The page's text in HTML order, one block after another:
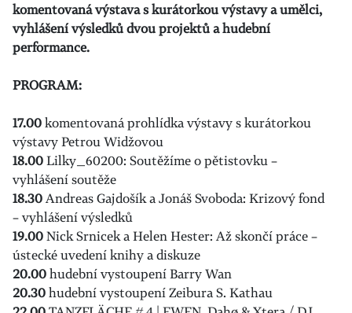
komentovaná výstava s kurátorkou výstavy a umělci,
vyhlášení výsledků dvou projektů a hudební
performance.
PROGRAM:
17.00komentovaná prohlídka výstavy s kurátorkou
výstavy Petrou Widžovou
18.00Lilky_60200: Soutěžíme o pětistovku –
vyhlášení soutěže
18.30Andreas Gajdošík a Jonáš Svoboda: Krizový fond
– vyhlášení výsledků
19.00Nick Srnicek a Helen Hester: Až skončí práce –
ústecké uvedení knihy a diskuze
20.00hudební vystoupení Barry Wan
20.30hudební vystoupení Zeibura S. Kathau